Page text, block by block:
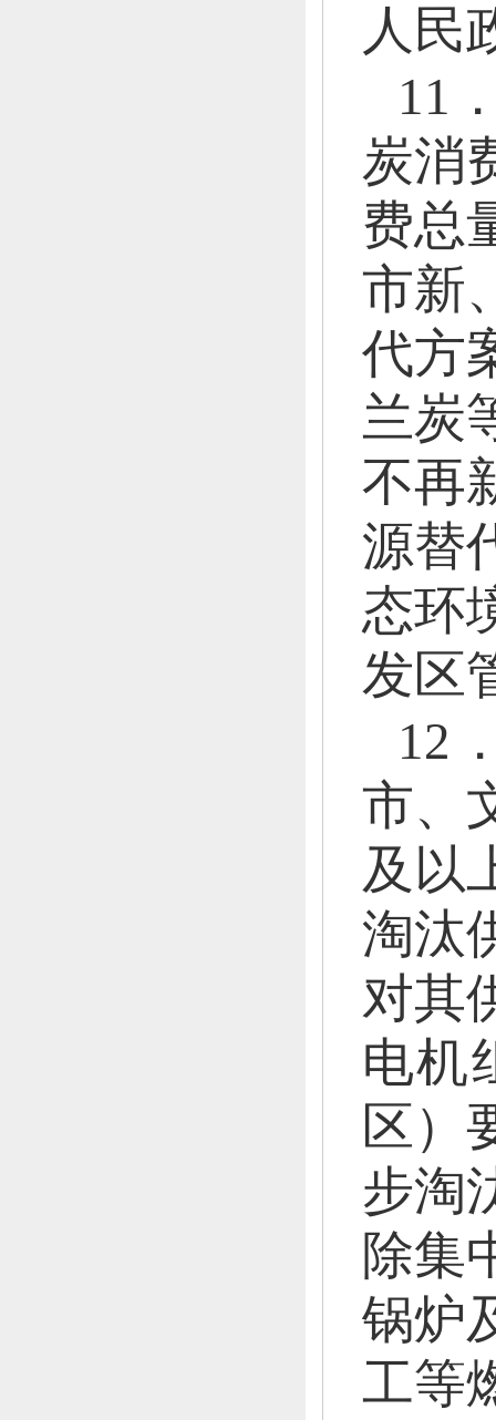
人民
11
炭消
费总
市新
代方
兰炭
不再
源替
态环
发区
12
市、
及以
淘汰
对其
电机
区）
步淘
除集
锅炉
工等